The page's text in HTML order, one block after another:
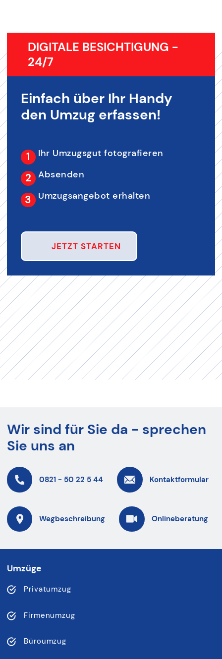
DIGITALE BESICHTIGUNG -
24/7
Einfach über Ihr Handy
den Umzug erfassen!
Ihr Umzugsgut fotografieren
Absenden
Umzugsangebot erhalten
JETZT STARTEN
Wir sind für Sie da - sprechen
Sie uns an
0821 - 50 22 5 44 Kontaktformular
Wegbeschreibung Onlineberatung
Umzüge
Privatumzug
Firmenumzug
Büroumzug